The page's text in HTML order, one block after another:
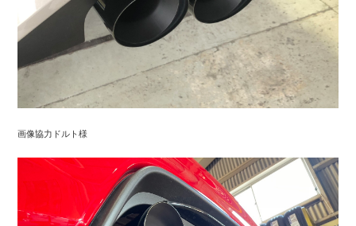
画像協力ドルト様